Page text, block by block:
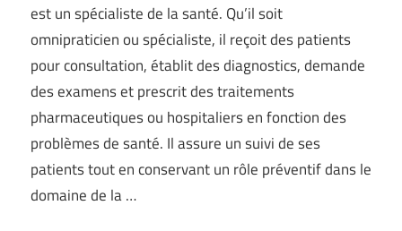
est un spécialiste de la santé. Qu’il soit
omnipraticien ou spécialiste, il reçoit des patients
pour consultation, établit des diagnostics, demande
des examens et prescrit des traitements
pharmaceutiques ou hospitaliers en fonction des
problèmes de santé. Il assure un suivi de ses
patients tout en conservant un rôle préventif dans le
domaine de la …